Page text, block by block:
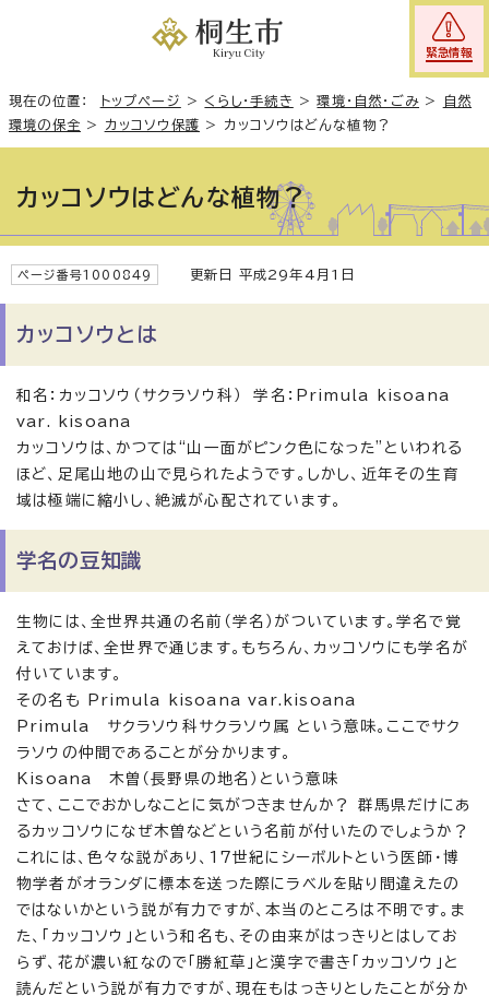
緊急情報
現在の位置： トップページ > くらし・手続き >環境・自然・ごみ >
自然
環境の保全 > カッコソウ保護 > カッコソウはどんな植物？
カッコソウはどんな植物？
ページ番号1000849 更新日 平成29年4月1日
カッコソウとは
和名：カッコソウ（サクラソウ科） 学名：Primula kisoana
var. kisoana
カッコソウは、かつては“山一面がピンク色になった”といわれる
ほど、足尾山地の山で見られたようです。しかし、近年その生育
域は極端に縮小し、絶滅が心配されています。
学名の豆知識
生物には、全世界共通の名前（学名）がついています。学名で覚
えておけば、全世界で通じます。もちろん、カッコソウにも学名が
付いています。
その名も Primula kisoana var.kisoana
Primula サクラソウ科サクラソウ属 という意味。ここでサク
ラソウの仲間であることが分かります。
Kisoana 木曽（長野県の地名）という意味
さて、ここでおかしなことに気がつきませんか？ 群馬県だけにあ
るカッコソウになぜ木曽などという名前が付いたのでしょうか？
これには、色々な説があり、17世紀にシーボルトという医師・博
物学者がオランダに標本を送った際にラベルを貼り間違えたの
ではないかという説が有力ですが、本当のところは不明です。ま
た、「カッコソウ」という和名も、その由来がはっきりとはしてお
らず、花が濃い紅なので「勝紅草」と漢字で書き「カッコソウ」と
読んだという説が有力ですが、現在もはっきりとしたことが分か